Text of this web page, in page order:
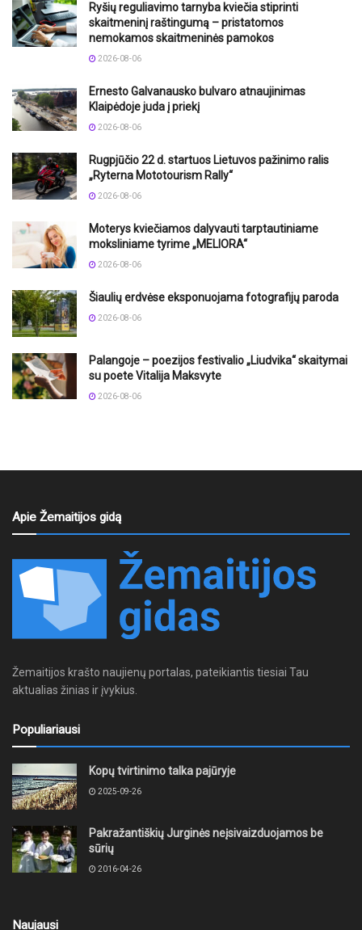
Ryšių reguliavimo tarnyba kviečia stiprinti
skaitmeninį raštingumą – pristatomos
nemokamos skaitmeninės pamokos
2026-08-06
Ernesto Galvanausko bulvaro atnaujinimas
Klaipėdoje juda į priekį
2026-08-06
Rugpjūčio 22 d. startuos Lietuvos pažinimo ralis
„Ryterna Mototourism Rally“
2026-08-06
Moterys kviečiamos dalyvauti tarptautiniame
moksliniame tyrime „MELIORA“
2026-08-06
Šiaulių erdvėse eksponuojama fotografijų paroda
2026-08-06
Palangoje – poezijos festivalio „Liudvika“ skaitymai
su poete Vitalija Maksvyte
2026-08-06
Apie Žemaitijos gidą
Žemaitijos krašto naujienų portalas, pateikiantis tiesiai Tau
aktualias žinias ir įvykius.
Populiariausi
Kopų tvirtinimo talka pajūryje
2025-09-26
Pakražantiškių Jurginės neįsivaizduojamos be
sūrių
2016-04-26
Naujausi